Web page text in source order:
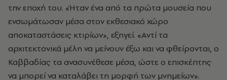
την εποχή του. «Ήταν ένα από τα πρώτα μουσεία που
ενσωμάτωσαν μέσα στον εκθεσιακό χώρο
αποκαταστάσεις κτιρίων», εξηγεί. «Αντί τα
αρχιτεκτονικά μέλη να μείνουν έξω και να φθείρονται, ο
Καββαδίας τα ανασυνέθεσε μέσα, ώστε ο επισκέπτης
να μπορεί να καταλάβει τη μορφή των μνημείων».